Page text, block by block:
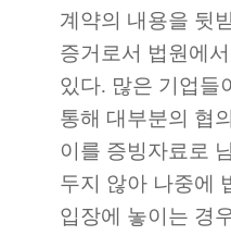
계약의 내용을 뒷
증거로서 법원에
있다. 많은 기업들
통해 대부분의 협
이를 증빙자료로
두지 않아 나중에
입장에 놓이는 경